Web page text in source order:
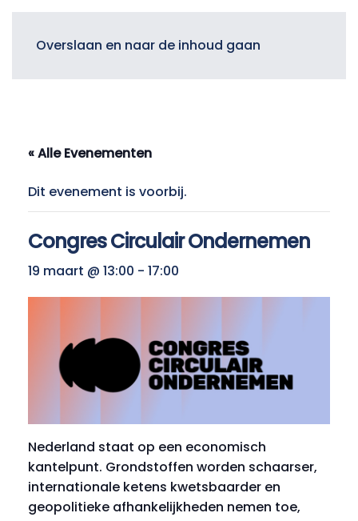
Overslaan en naar de inhoud gaan
« Alle Evenementen
Dit evenement is voorbij.
Congres Circulair Ondernemen
19 maart @ 13:00 - 17:00
Nederland staat op een economisch
kantelpunt. Grondstoffen worden schaarser,
internationale ketens kwetsbaarder en
geopolitieke afhankelijkheden nemen toe,